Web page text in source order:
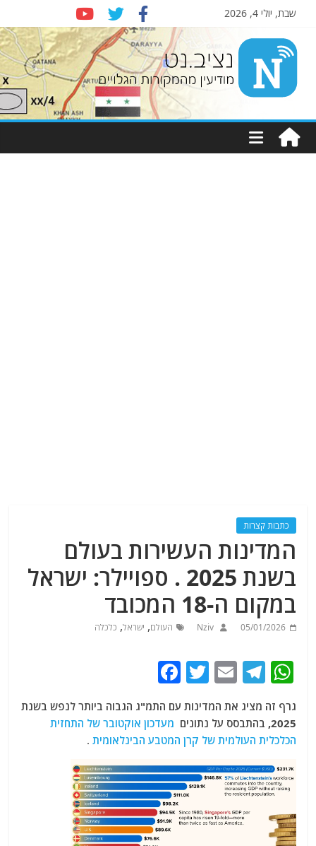
שבת, יולי 4, 2026
Nziv.net
מודיעין
מהמקורות
כתבות קצרות
המדינות העשירות בעולם
בשנת 2025 . ספויילר: ישראל
במקום ה-18 המכובד
05/01/2026
Nziv העולם, ישראל, כלכלה
W
at
s
A
p
p
T
e
g
ra
m
E
ai
l
T
itt
er
c
e
b
o
o
k
גרף זה מציג את המדינות עם התמ"ג הגבוה ביותר לנפש בשנת
2025, בהתבסס על נתונים
מעדכון אוקטובר של התחזית
הכלכלית העולמית של קרן המטבע הבינלאומית .